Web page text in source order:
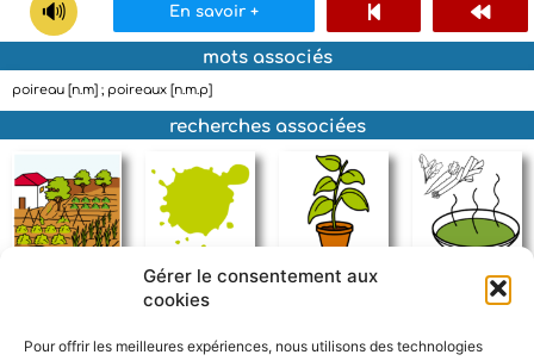
Gérer le consentement aux
cookies
Pour offrir les meilleures expériences, nous utilisons des technologies
En savoir +
mots associés
poireau [n.m] ; poireaux [n.m.p]
recherches associées
vert plante soupe